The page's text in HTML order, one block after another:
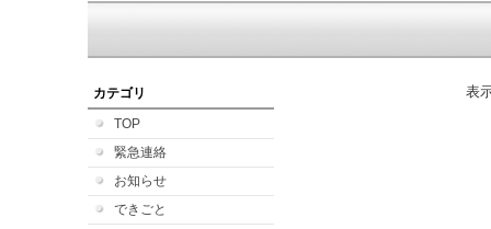
カテゴリ
TOP
緊急連絡
お知らせ
できごと
表